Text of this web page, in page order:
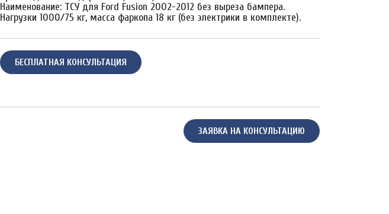
Наименование: ТСУ для Ford Fusion 2002-2012 без выреза бампера.
Нагрузки 1000/75 кг, масса фаркопа 18 кг (без электрики в комплекте).
БЕСПЛАТНАЯ КОНСУЛЬТАЦИЯ
ЗАЯВКА НА КОНСУЛЬТАЦИЮ